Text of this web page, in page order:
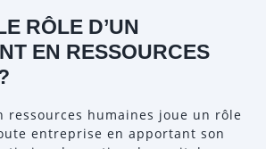
RÔLE D’UN
EN RESSOURCES
ressources humaines joue un rôle
entreprise en apportant son